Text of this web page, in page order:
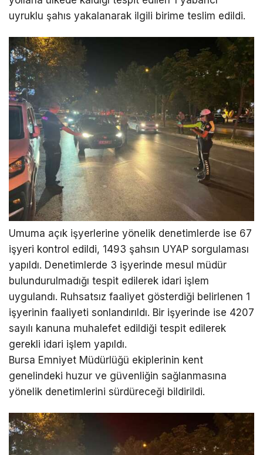
uyruklu şahıs yakalanarak ilgili birime teslim edildi.
Umuma açık işyerlerine yönelik denetimlerde ise 67
işyeri kontrol edildi, 1493 şahsın UYAP sorgulaması
yapıldı. Denetimlerde 3 işyerinde mesul müdür
bulundurulmadığı tespit edilerek idari işlem
uygulandı. Ruhsatsız faaliyet gösterdiği belirlenen 1
işyerinin faaliyeti sonlandırıldı. Bir işyerinde ise 4207
sayılı kanuna muhalefet edildiği tespit edilerek
gerekli idari işlem yapıldı.
Bursa Emniyet Müdürlüğü ekiplerinin kent
genelindeki huzur ve güvenliğin sağlanmasına
yönelik denetimlerini sürdüreceği bildirildi.